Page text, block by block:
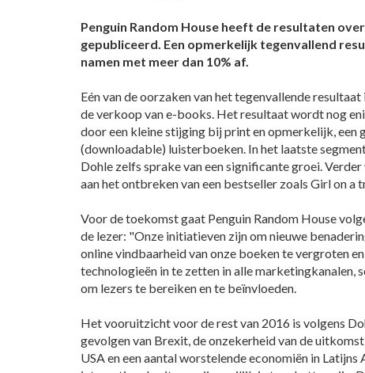
Penguin Random House heeft de resultaten
gepubliceerd. Een opmerkelijk tegenvallend
namen met meer dan 10% af.
Eén van de oorzaken van het tegenvallende
de verkoop van e-books. Het resultaat wordt nog
door een kleine stijging bij print en opmerkelijk, een
(downloadable) luisterboeken. In het laatste
Dohle zelfs sprake van een significante groei.
aan het ontbreken van een bestseller zoals Girl on a
Voor de toekomst gaat Penguin Random House
de lezer: "Onze initiatieven zijn om nieuwe
online vindbaarheid van onze boeken te vergroten
technologieën in te zetten in alle marketingkanalen,
om lezers te bereiken en te beïnvloeden.
Het vooruitzicht voor de rest van 2016 is volgens
gevolgen van Brexit, de onzekerheid van de
USA en een aantal worstelende economiën in